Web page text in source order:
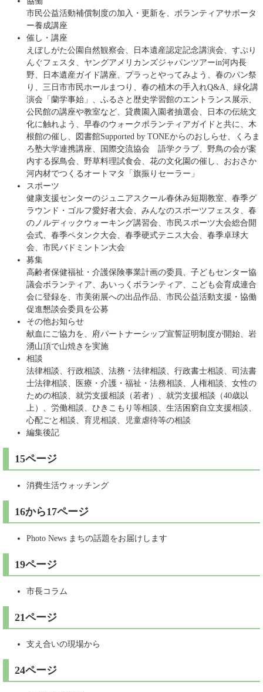
市民公益活動補償制度の加入・更新を、ボランティアサポータ
ー養成講座
催し・講座
えぼしがた公園自然観察会、日本遺産認定記念講演会、すぷり
んぐフェスタ、ヤングアメリカンズジャパンツアーin河内長
野、日本遺産ガイド講座、プラっとやってみよう、春のパン祭
り、三日市市民ホールまつり、春の植木の手入れQ&A、緑化講
演会「蘭学事始」、ふるさと歴史学習館のエントランス展示、
公民館の講座や教室など、貸農園入園者抽選会、日本の伝統文
化に触れよう、早春のウォークボランティアガイドと共に、木
根館の催し、図書館Supported by TONEからのおしらせ、くろま
ろ塾大学連携講座、国際交流協会 語学クラブ、野鳥の会が案
内する探鳥会、野草料理試食会、花の文化園の催し、おおさか
河内材でつくるオートマタ「旗振りセーラー」
スポーツ
健康支援センターのジュニアスクール春休み短期教室、春季グ
ラウンド・ゴルフ愛好者大会、みんなのスポーツフェスタ、春
のノルディックウォーキング講習会、市民スポーツ大会総合開
会式、春季ペタンク大会、春季硬式テニス大会、春季卓球大
会、市民バドミントン大会
募集
高齢者保健福祉・介護保険事業計画の委員、子どもセンター協
議会ボランティア、あいっくボランティア、こども会育成連合
会に登録を、市美術展への出品作品、市民公益活動支援・協働
促進懇談会委員を公募
その他お知らせ
献血にご協力を、府パートナーシップ宣誓証明制度が開始、岩
湧山頂で山焼きを実施
相談
法律相談、行政相談、法務・法律相談、行政書士相談、司法書
士法律相談、医療・介護・福祉・法務相談、人権相談、女性の
ための相談、就労支援相談（若者）、就労支援相談（40歳以
上）、労働相談、ひきこもり等相談、生活困窮自立支援相談、
心配ごと相談、育児相談、児童虐待等の相談
編集後記
15ページ
消費生活ウォッチング
16から17ページ
Photo News まちの話題をお届けします
19ページ
市長コラム
21ページ
支え合いの現場から
24ページ